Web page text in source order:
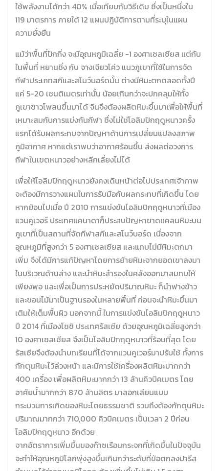
ใช้พลังงานได้กว่า 40% เมื่อเทียบกับวิธีเดิม ซึ่งเป็นหนึ่งใน
119 มาตรการ ภายใต้ 12 แผนปฏิบัติการตามที่ระบุในแผน
ความยั่งยืน
แม้ว่าพื้นที่ปักกิ่ง จะมีอุณหภูมิเฉลี่ย -1 องศาเซลเซียส แต่กับ
ในพื้นที่ หยานชิ่ง กับ จางเจียวโค่ว แนวภูเขาที่ใช้ในการจัด
กีฬาประเภทสกีและสโนว์บอร์ดนั้น ต่างมีหิมะตกตลอดทั้งปี
แค่ 5-20 เซนติเมตรเท่านั้น น้อยเกินกว่าจะปกคลุมให้ทั้ง
ภูเขาขาวโพลนขึ้นมาได้ จีนจึงต้องผลิตหิมะขึ้นมาเพื่อให้พื้นที่
เหมาะสมกับการแข่งกันกีฬา ซึ่งไม่ใช่โอลิมปิกฤดูหนาวครั้ง
แรกได้รับผลกระทบจากปัญหาด้านการเปลี่ยนแปลงสภาพ
ภูมิอากาศ หากแต่เราพบว่าอากาศร้อนขึ้น ส่งผลต่อวงการ
กีฬาในเขตหนาวอย่างหลีกเลี่ยงไม่ได้
เพื่อให้โอลิมปิกฤดูหนาวยังคงเดินหน้าต่อไปประเทศเจ้าภาพ
จะต้องมีการวางแผนในการรับมือกับผลกระทบที่เกิดขึ้น โดย
หากย้อนไปเมื่อ ปี 2010 การแข่งขันโอลิมปิกฤดูหนาวที่เมือง
แวนคูเวอร์ ประเทศแคนาดาก็ประสบปัญหาขาดแคลนหิมะบน
ภูเขาที่เป็นสถานที่จัดกีฬาสกีและสโนว์บอร์ด เนื่องจาก
อุณหภูมิที่สูงกว่า 5 องศาเซลเซียส และแทบไม่มีหิมะตกมา
เพิ่ม จึงได้มีการแก้ปัญหาโดยการย้ายหิมะจากยอดเขาลงมา
ในบริเวณด้านล่าง และนำหิมะสำรองในคลังออกมาสมทบให้
เพียงพอ และเพื่อเป็นการประหยัดปริมาณหิมะ ก็นำฟางข้าว
และขอนไม้มาเป็นฐานรองในหลายพื้นที่ ก่อนจะนำหิมะขึ้นมา
เติมให้เต็มพื้นผิว นอกจากนี้ ในการแข่งขันโอลิมปิกฤดูหนาว
ปี 2014 ที่เมืองโซชิ ประเทศรัสเซีย ด้วยอุณหภูมิเฉลี่ยสูงกว่า
10 องศาเซลเซียส จึงเป็นโอลิมปิกฤดูหนาวที่ร้อนที่สุด โดย
รัสเซียจึงต้องนำบทเรียนที่ได้จากแวนคูเวอร์มาปรับใช้ ทั้งการ
กักตุนหิมะไว้ล่วงหน้า และมีการใช้เครื่องผลิตหิมะมากกว่า
400 เครื่อง เพื่อผลิตหิมะมากกว่า 13 ล้านคิวบิคเมตร โดย
อาศัยน้ำมากกว่า 870 ล้านลิตร มาลอกเลียนแบบ
กระบวนการเกิดของหิมะโดยธรรมชาติ รวมถึงต้องกักตุนหิมะ
ปริมาณมากกว่า 710,000 คิวบิคเมตร เป็นเวลา 2 ปีก่อน
โอลิมปิกฤดูหนาว อีกด้วย
จากอัตราการเพิ่มขึ้นของก๊าซเรือนกระจกที่เกิดขึ้นในปัจจุบัน
จะทำให้อุณหภูมิโลกพุ่งสูงขึ้นเกินกว่าระดับที่ข้อตกลงปารีส